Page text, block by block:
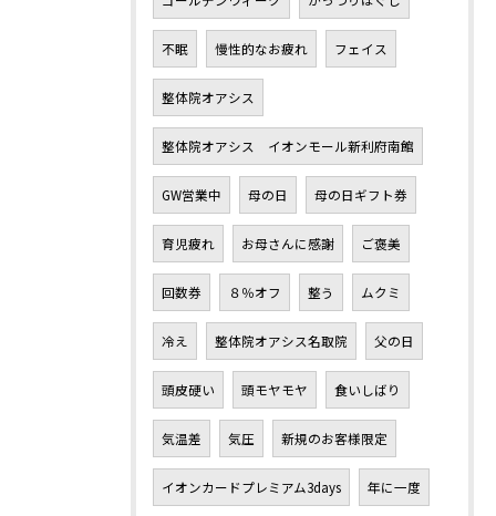
不眠 慢性的なお疲れ フェイス
整体院オアシス
整体院オアシス イオンモール新利府南館
GW営業中 母の日 母の日ギフト券
育児疲れ お母さんに感謝 ご褒美
回数券 ８％オフ 整う ムクミ
冷え 整体院オアシス名取院 父の日
頭皮硬い 頭モヤモヤ 食いしばり
気温差 気圧 新規のお客様限定
イオンカードプレミアム3days 年に一度